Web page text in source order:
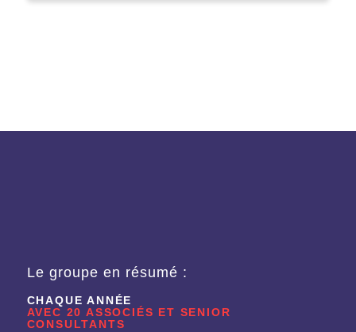
Le groupe en résumé :
CHAQUE ANNÉE
AVEC 20 ASSOCIÉS ET SENIOR
CONSULTANTS